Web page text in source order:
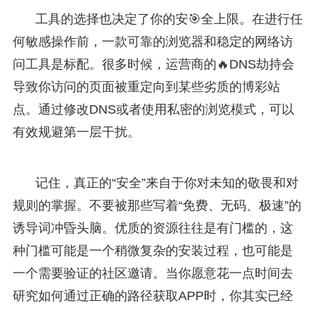
工具的选择也决定了你的安🎯全上限。在进行任
何敏感操作前，一款可靠的浏览器和稳定的网络访
问工具是标配。很多时候，运营商的🔥DNS劫持会
导致你访问的页面被重定向到某些劣质的博彩站
点。通过修改DNS或者使用私密的浏览模式，可以
有效规避第一层干扰。
记住，真正的“安全”来自于你对未知的敬畏和对
规则的掌握。不要被那些写着“免费、无码、极速”的
诱导词冲昏头脑。优质的资源往往是有门槛的，这
种门槛可能是一个稍微复杂的安装过程，也可能是
一个需要验证的社区邀请。当你愿意花一点时间去
研究如何通过正确的路径获取APP时，你其实已经